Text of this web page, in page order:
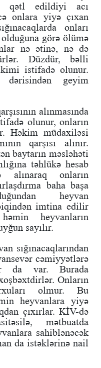
qətl edildiyi acı
onlara yiyə çıxan
onları
görə ölümə
nə ətinə, nə də
Düzdür, bəlli
istifadə olunur.
geyim
alınmasında
olunur, onların
Həkim müdaxiləsi
qarşısı alınır.
baytarın məsləhəti
təhlükə hesab
alınaraq onların
baha başa
heyvan
imtina edilir
heyvanların
sayılır.
sığınacaqlarından
cəmiyyətlərə
da var. Burada
Onların
olmur. Bu
heyvanlara yiyə
çıxırlar. KİV-də
mətbuatda
sahiblənəcək
da istəklərinə nail